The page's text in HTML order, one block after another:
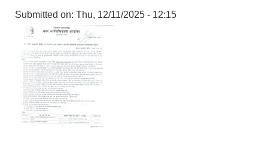
Submitted on: Thu, 12/11/2025 - 12:15